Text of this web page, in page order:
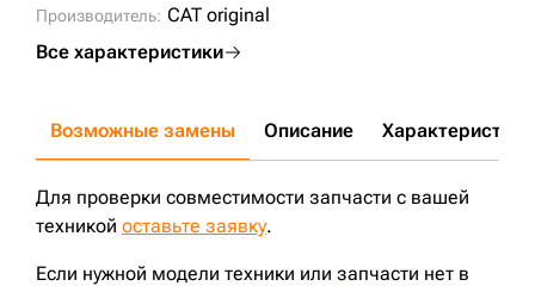
39766036;
476954; 51806; 52934155;
6612598;7W2326;86055006005;
88111240;
F2826500;JX4407;LF699;LF701;
Производитель: CAT original
Все характеристики
Возможные замены Описание Характеристики
Для проверки совместимости запчасти с вашей
техникой оставьте заявку.
Если нужной модели техники или запчасти нет в